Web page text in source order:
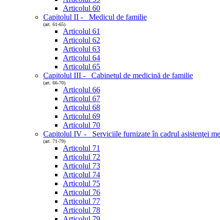
Articolul 60
Capitolul II - Medicul de familie
(art. 61-65)
Articolul 61
Articolul 62
Articolul 63
Articolul 64
Articolul 65
Capitolul III - Cabinetul de medicină de familie
(art. 66-70)
Articolul 66
Articolul 67
Articolul 68
Articolul 69
Articolul 70
Capitolul IV - Serviciile furnizate în cadrul asistenţei
(art. 71-79)
Articolul 71
Articolul 72
Articolul 73
Articolul 74
Articolul 75
Articolul 76
Articolul 77
Articolul 78